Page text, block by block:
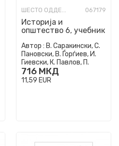
ШЕСТО ОДДЕЛЕНИЕ 067179
Историја и
општество 6, учебник
во основно
образование
Автор : В. Саракински, С.
Пановски, В. Ѓорѓиев, И.
Гиевски, К. Павлов, П.
Трифуновски
716 МКД
11,59 EUR